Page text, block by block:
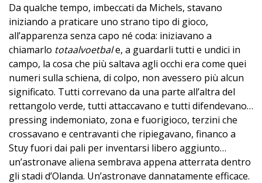
Da qualche tempo, imbeccati da Michels, stavano
iniziando a praticare uno strano tipo di gioco,
all’apparenza senza capo né coda: iniziavano a
chiamarlo totaalvoetbale, a guardarli tutti e undici in
campo, la cosa che più saltava agli occhi era come quei
numeri sulla schiena, di colpo, non avessero più alcun
significato. Tutti correvano da una parte all’altra del
rettangolo verde, tutti attaccavano e tutti difendevano…
pressing indemoniato, zona e fuorigioco, terzini che
crossavano e centravanti che ripiegavano, financo a
Stuy fuori dai pali per inventarsi libero aggiunto…
un’astronave aliena sembrava appena atterrata dentro
gli stadi d’Olanda. Un’astronave dannatamente efficace.